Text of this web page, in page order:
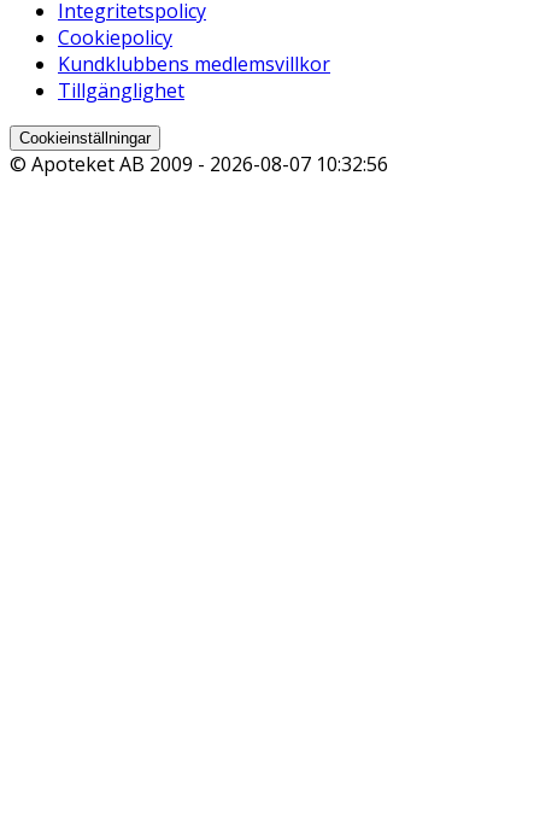
Integritetspolicy
Cookiepolicy
Kundklubbens medlemsvillkor
Tillgänglighet
Cookieinställningar
© Apoteket AB 2009 - 2026-08-07 10:32:56